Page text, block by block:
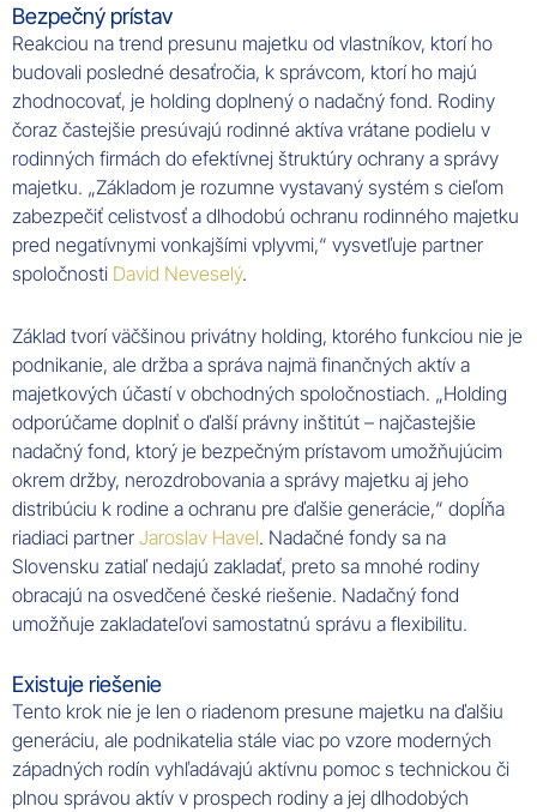
Bezpečný prístav
Reakciou na trend presunu majetku od vlastníkov, ktorí ho
budovali posledné desaťročia, k správcom, ktorí ho majú
zhodnocovať, je holding doplnený o nadačný fond. Rodiny
čoraz častejšie presúvajú rodinné aktíva vrátane podielu v
rodinných firmách do efektívnej štruktúry ochrany a správy
majetku. „Základom je rozumne vystavaný systém s cieľom
zabezpečiť celistvosť a dlhodobú ochranu rodinného majetku
pred negatívnymi vonkajšími vplyvmi,“ vysvetľuje partner
spoločnosti David Neveselý.
Základ tvorí väčšinou privátny holding, ktorého funkciou nie je
podnikanie, ale držba a správa najmä finančných aktív a
majetkových účastí v obchodných spoločnostiach. „Holding
odporúčame doplniť o ďalší právny inštitút – najčastejšie
nadačný fond, ktorý je bezpečným prístavom umožňujúcim
okrem držby, nerozdrobovania a správy majetku aj jeho
distribúciu k rodine a ochranu pre ďalšie generácie,“ dopĺňa
riadiaci partner Jaroslav Havel. Nadačné fondy sa na
Slovensku zatiaľ nedajú zakladať, preto sa mnohé rodiny
obracajú na osvedčené české riešenie. Nadačný fond
umožňuje zakladateľovi samostatnú správu a flexibilitu.
Existuje riešenie
Tento krok nie je len o riadenom presune majetku na ďalšiu
generáciu, ale podnikatelia stále viac po vzore moderných
západných rodín vyhľadávajú aktívnu pomoc s technickou či
plnou správou aktív v prospech rodiny a jej dlhodobých